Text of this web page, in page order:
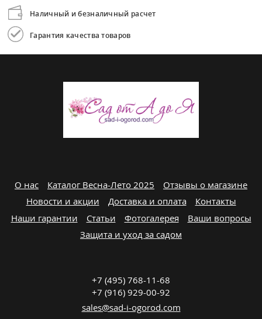
Наличный и безналичный расчет
Гарантия качества товаров
О нас Каталог Весна-Лето 2025
Отзывы о магазине
Новости и акции
Доставка и оплата
Контакты
Наши гарантии
Статьи Фотогалерея
Ваши вопросы
Защита и уход за садом
+7 (495) 768-11-68
+7 (916) 929-00-92
sales@sad-i-ogorod.com